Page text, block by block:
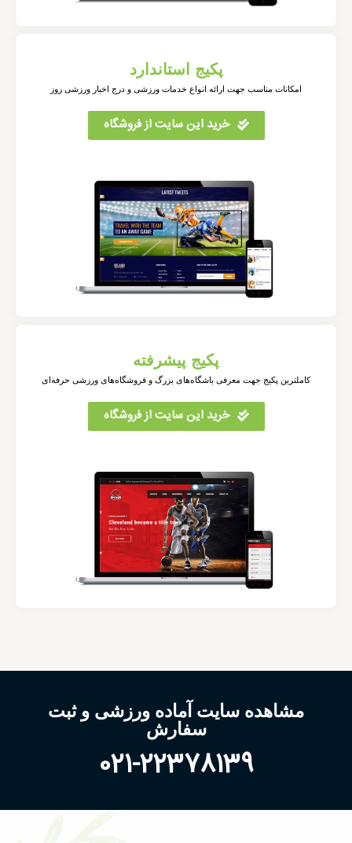
پکیج استاندارد
امکانات مناسب جهت ارائه انواع خدمات ورزشی و درج اخبار ورزشی روز
خرید این سایت از فروشگاه
پکیج پیشرفته
کاملترین پکیج جهت معرفی باشگاه‌های بزرگ و فروشگاه‌های ورزشی حرفه‌ای
خرید این سایت از فروشگاه
مشاهده سایت آماده ورزشی و ثبت
سفارش
021-22378139